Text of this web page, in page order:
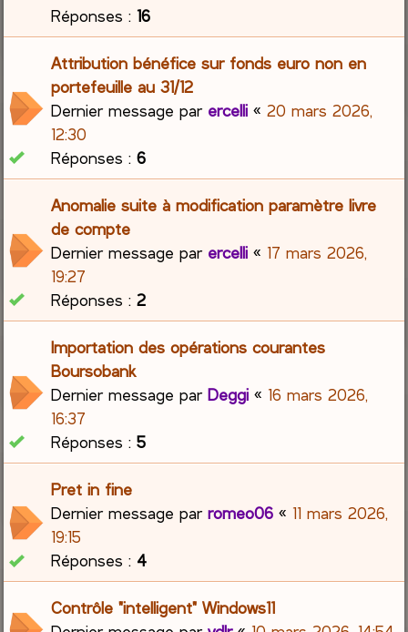
Réponses :16
Attribution bénéfice sur fonds euro non en
portefeuille au 31/12
Dernier message par ercelli «20 mars 2026,
12:30
Réponses :6
Anomalie suite à modification paramètre livre
de compte
Dernier message par ercelli « 17 mars 2026,
19:27
Réponses :2
Importation des opérations courantes
Boursobank
Dernier message parDeggi « 16 mars 2026,
16:37
Réponses :5
Pret in fine
Dernier message parromeo06 « 11 mars 2026,
19:15
Réponses : 4
Contrôle "intelligent" Windows11